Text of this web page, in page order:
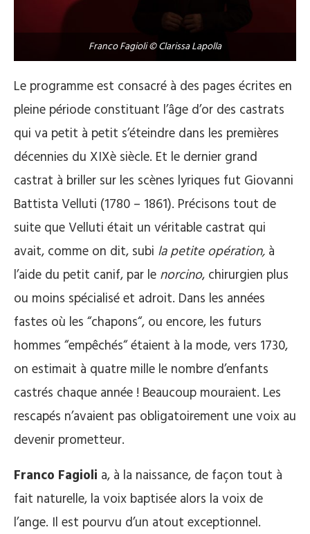
Franco Fagioli © Clarissa Lapolla
Le programme est consacré à des pages écrites en
pleine période constituant l’âge d’or des castrats
qui va petit à petit s’éteindre dans les premières
décennies du XIXè siècle. Et le dernier grand
castrat à briller sur les scènes lyriques fut Giovanni
Battista Velluti (1780 – 1861). Précisons tout de
suite que Velluti était un véritable castrat qui
avait, comme on dit, subi la petite opération, à
l’aide du petit canif, par le norcino, chirurgien plus
ou moins spécialisé et adroit. Dans les années
fastes où les “chapons“, ou encore, les futurs
hommes “empêchés“ étaient à la mode, vers 1730,
on estimait à quatre mille le nombre d’enfants
castrés chaque année ! Beaucoup mouraient. Les
rescapés n’avaient pas obligatoirement une voix au
devenir prometteur.
Franco Fagioli a, à la naissance, de façon tout à
fait naturelle, la voix baptisée alors la voix de
l’ange. Il est pourvu d’un atout exceptionnel.